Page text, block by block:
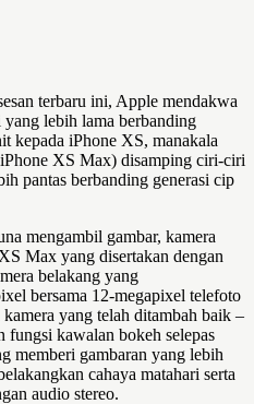
terbaru ini, Apple mendakwa
lebih lama berbanding
kepada iPhone XS, manakala
XS Max) disamping ciri-ciri
pantas berbanding generasi cip
mengambil gambar, kamera
Max yang disertakan dengan
belakang yang
bersama 12-megapixel telefoto
yang telah ditambah baik –
fungsi kawalan bokeh selepas
memberi gambaran yang lebih
cahaya matahari serta
audio stereo.